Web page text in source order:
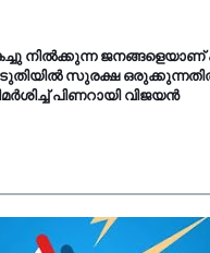
നിൽക്കുന്ന
സുരക്ഷ
പിണറായി വിജയൻ